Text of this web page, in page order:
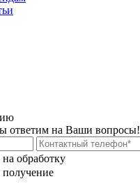
ответим на Ваши вопросы!
обработку
получение